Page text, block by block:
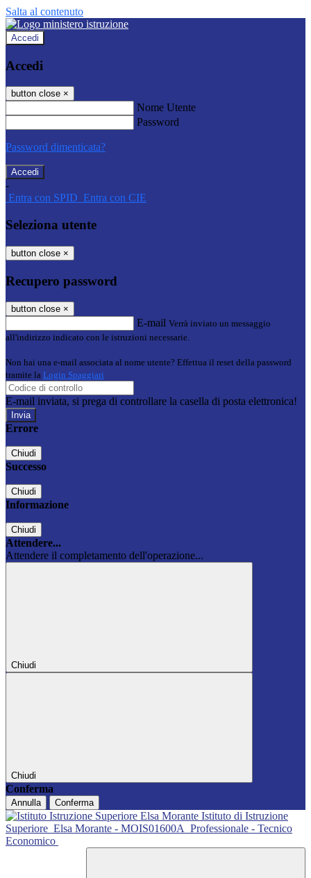
Salta al contenuto
Accedi
Accedi
button close ×
Nome Utente
Password
Password dimenticata?
-
Entra con SPID Entra con CIE
Seleziona utente
button close ×
Recupero password
button close ×
E-mail Verrà inviato un messaggio
all'indirizzo indicato con le istruzioni necessarie.
Non hai una e-mail associata al nome utente? Effettua il reset della password
tramite la Login Spaggiari
E-mail inviata, si prega di controllare la casella di posta elettronica!
Errore
Chiudi
Successo
Chiudi
Informazione
Chiudi
Attendere...
Attendere il completamento dell'operazione...
Chiudi
Chiudi
Conferma
Annulla Conferma
Istituto di Istruzione
Superiore Elsa Morante - MOIS01600A Professionale - Tecnico
Economico